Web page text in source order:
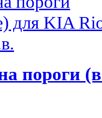
пороги